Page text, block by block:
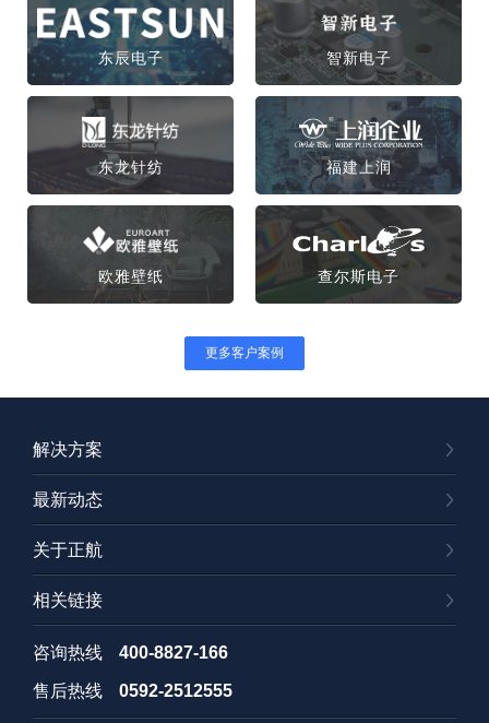
东辰电子 智新电子
东龙针纺 福建上润
欧雅壁纸 查尔斯电子
更多客户案例
解决方案
最新动态
关于正航
相关链接
咨询热线 400-8827-166
售后热线 0592-2512555